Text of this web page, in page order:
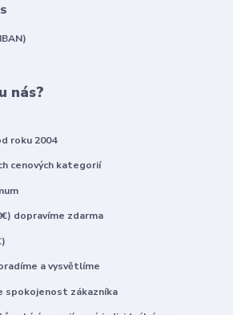
nás?
roku 2004
cenových kategorií
dopravíme zdarma
a vysvětlíme
spokojenost zákazníka